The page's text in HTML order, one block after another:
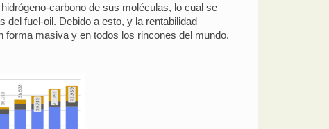
carbono de sus moléculas, lo cual se
fuel-oil. Debido a esto, y la rentabilidad
forma masiva y en todos los rincones del mundo.